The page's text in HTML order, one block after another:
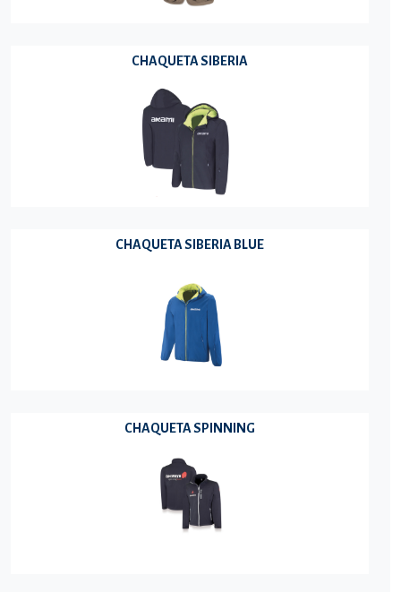
CHAQUETA SIBERIA
CHAQUETA SIBERIA BLUE
CHAQUETA SPINNING